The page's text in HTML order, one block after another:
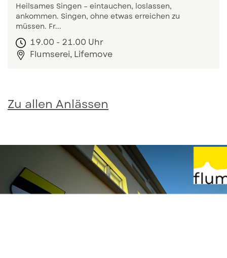
Heilsames Singen – eintauchen, loslassen,
ankommen. Singen, ohne etwas erreichen zu
müssen. Fr...
19.00 - 21.00 Uhr
Flumserei, Lifemove
Zu allen Anlässen
Hinweis